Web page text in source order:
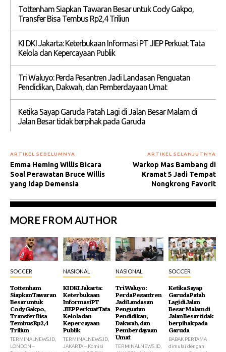
Tottenham Siapkan Tawaran Besar untuk Cody Gakpo,
Transfer Bisa Tembus Rp2,4 Triliun
KI DKI Jakarta: Keterbukaan Informasi PT JIEP Perkuat Tata
Kelola dan Kepercayaan Publik
Tri Waluyo: Perda Pesantren Jadi Landasan Penguatan
Pendidikan, Dakwah, dan Pemberdayaan Umat
Ketika Sayap Garuda Patah Lagi di Jalan Besar Malam di
Jalan Besar tidak berpihak pada Garuda
ARTIKEL SEBELUMNYA
Emma Heming Willis Bicara
Soal Perawatan Bruce Willis
yang Idap Demensia
ARTIKEL SELANJUTNYA
Warkop Mas Bambang di
Kramat 5 Jadi Tempat
Nongkrong Favorit
MORE FROM AUTHOR
SOCCER
Tottenham
Siapkan Tawaran
Besar untuk
Cody Gakpo,
Transfer Bisa
Tembus Rp2,4
Triliun
TERMINALNEWS.ID,
LONDON –
NASIONAL
KI DKI Jakarta:
Keterbukaan
Informasi PT
JIEP Perkuat Tata
Kelola dan
Kepercayaan
Publik
TERMINALNEWS.ID,
JAKARTA – Komisi
NASIONAL
Tri Waluyo:
Perda Pesantren
Jadi Landasan
Penguatan
Pendidikan,
Dakwah, dan
Pemberdayaan
Umat
TERMINALNEWS.ID,
SOCCER
Ketika Sayap
Garuda Patah
Lagi di Jalan
Besar Malam di
Jalan Besar tidak
berpihak pada
Garuda
BABAK PERTAMA
dimulai dengan